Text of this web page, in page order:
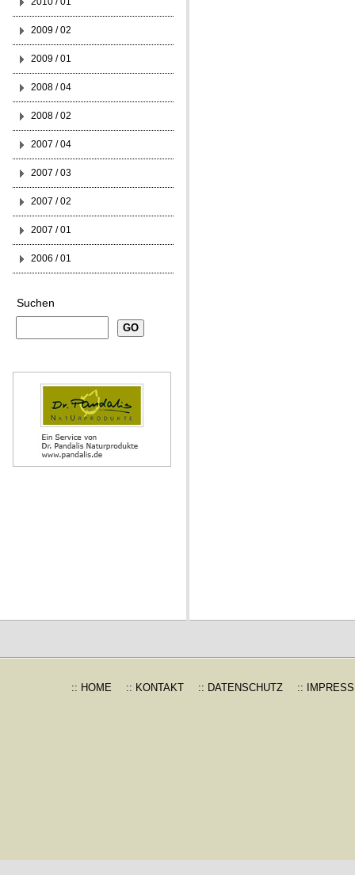
2009 / 02
2009 / 01
2008 / 04
2008 / 02
2007 / 04
2007 / 03
2007 / 02
2007 / 01
2006 / 01
Suchen
:: HOME :: KONTAKT :: DATENSCHUTZ ::